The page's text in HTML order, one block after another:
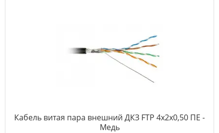
Кабель витая пара внешний ДКЗ FTP 4x2x0,50 ПE -
Медь